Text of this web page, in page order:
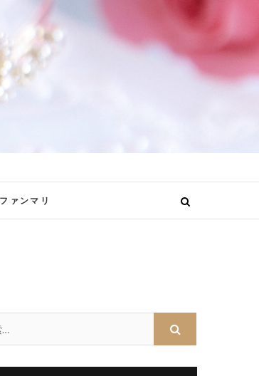
ファンマリ